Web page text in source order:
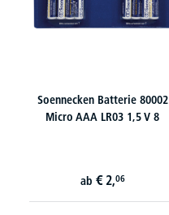
Soennecken Batterie 80002
Micro AAA LR03 1,5 V 8
ab € 2,06